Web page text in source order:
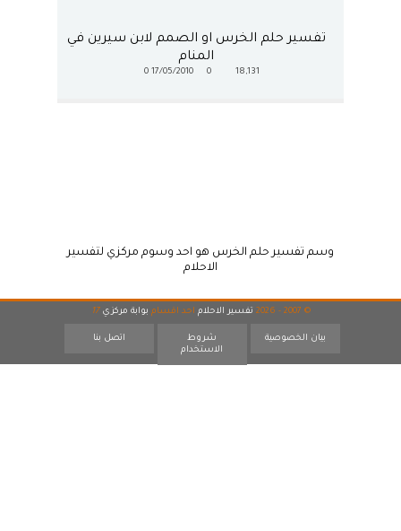
تفسير حلم الخرس او الصمم لابن سيرين في
المنام
18,131
0
17/05/2010
0
وسم تفسير حلم الخرس هو احد وسوم مركزي لتفسير
الاحلام
© 2007 - 2026 تفسير الاحلام احد اقسام بوابة مركزي 17
بيان الخصوصية
شروط
الاستخدام
اتصل بنا